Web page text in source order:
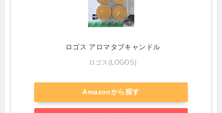
ロゴス アロマタブキャンドル
ロゴス(LOGOS)
Amazonから探す